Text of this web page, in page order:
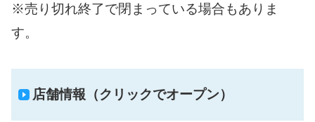
※売り切れ終了で閉まっている場合もありま
す。
店舗情報（クリックでオープン）